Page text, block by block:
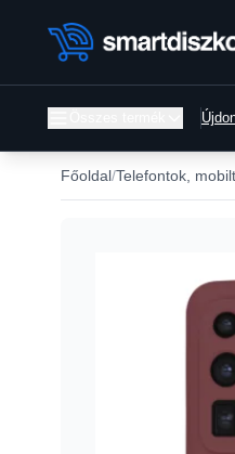
Főoldal Telefontok,